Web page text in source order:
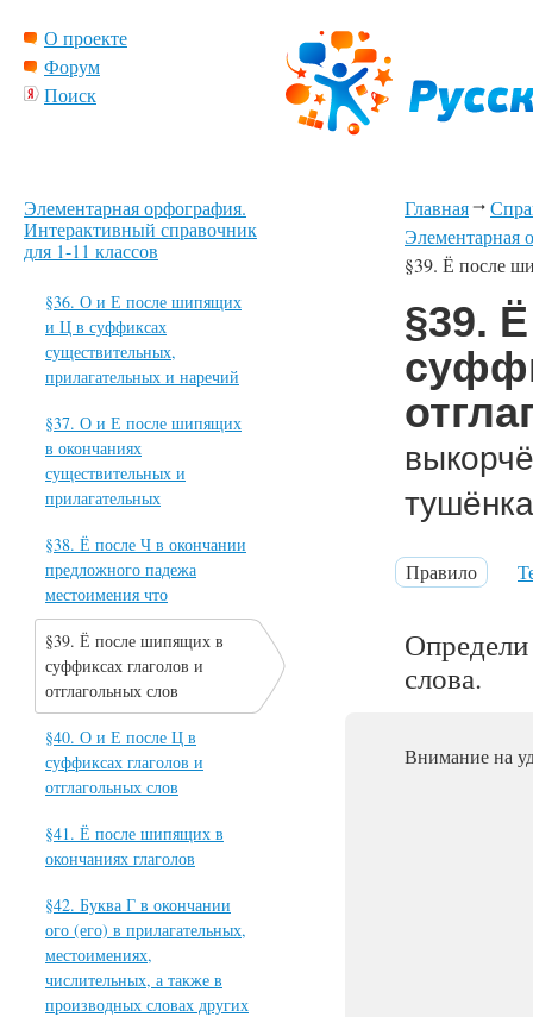
О проекте
Форум
Поиск
Главная
Элементарная
§39. Ё после
§39.
Правило
Определи
слова.
Внимание на
Элементарная орфография.
Интерактивный справочник
для 1-11 классов
§36. О и Е после шипящих
и Ц в суффиксах
существительных,
прилагательных и наречий
§37. О и Е после шипящих
в окончаниях
существительных и
прилагательных
§38. Ё после Ч в окончании
предложного падежа
местоимения что
§39. Ё после шипящих в
суффиксах глаголов и
отглагольных слов
§40. О и Е после Ц в
суффиксах глаголов и
отглагольных слов
§41. Ё после шипящих в
окончаниях глаголов
§42. Буква Г в окончании
ого (его) в прилагательных,
местоимениях,
числительных, а также в
производных словах других